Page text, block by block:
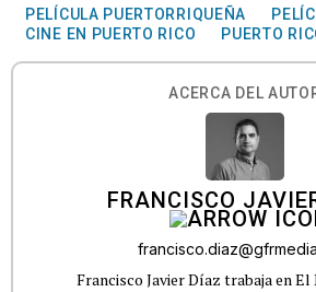
PELÍCULA PUERTORRIQUEÑA
CINE EN PUERTO RICO
PUERTO
ACERCA DEL
FRANCISCO
Francisco Javier Díaz trabaja en El